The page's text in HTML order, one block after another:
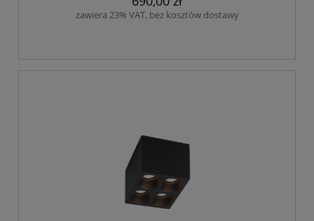
zawiera 23% VAT, bez kosztów dostawy